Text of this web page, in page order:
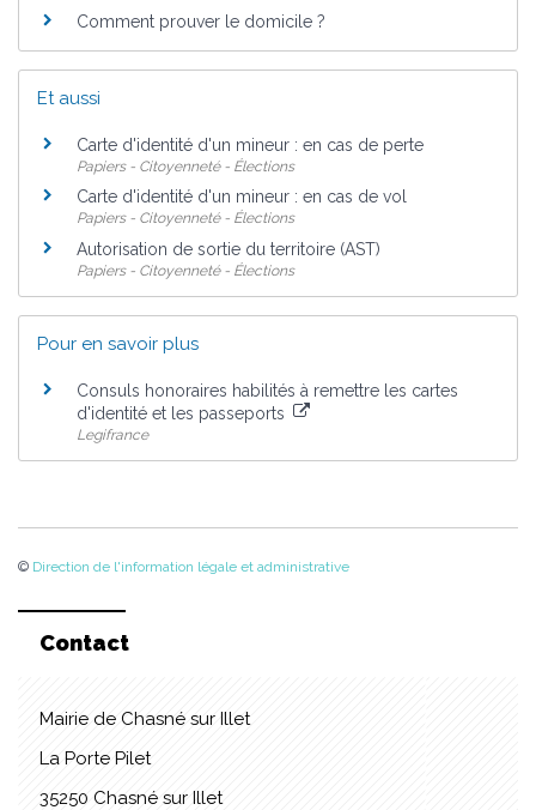
Comment prouver le domicile ?
Et aussi
Carte d'identité d'un mineur : en cas de perte
Papiers - Citoyenneté - Élections
Carte d'identité d'un mineur : en cas de vol
Papiers - Citoyenneté - Élections
Autorisation de sortie du territoire (AST)
Papiers - Citoyenneté - Élections
Pour en savoir plus
Consuls honoraires habilités à remettre les cartes
d'identité et les passeports
Legifrance
© Direction de l'information légale et administrative
Contact
Mairie de Chasné sur Illet
La Porte Pilet
35250 Chasné sur Illet